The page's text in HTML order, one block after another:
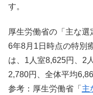
す。
厚生労働省の「主な
6年8月1日時点の特別
は、1人室8,625円、2
2,780円、全体平均
参考：厚生労働省「 主